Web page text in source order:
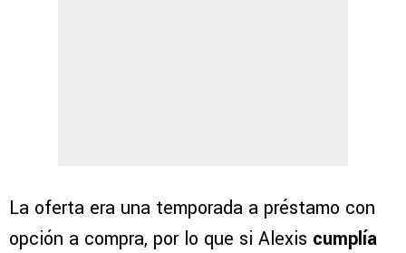
La oferta era una temporada a préstamo con
opción a compra, por lo que si Alexis cumplía